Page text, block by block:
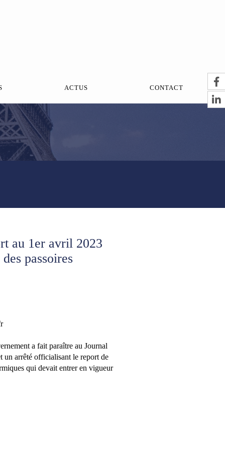
ACTUS CONTACT
au 1er avril 2023
passoires
a fait paraître au Journal
un arrêté officialisant le report de
qui devait entrer en vigueur